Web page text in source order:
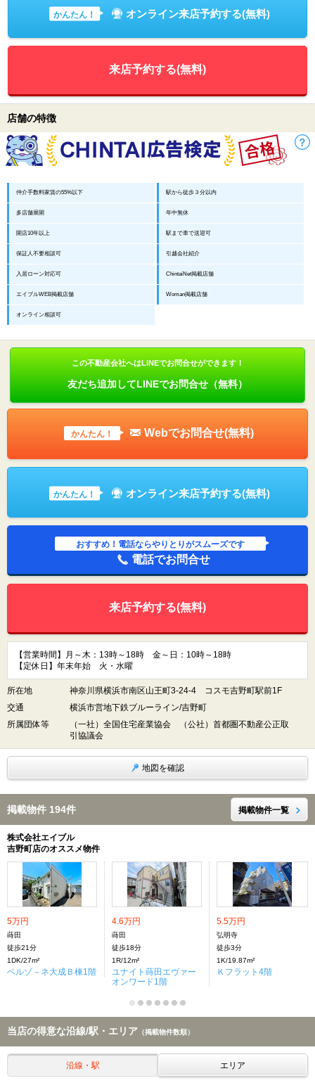
かんたん！ オンライン来店予約する(無料)
来店予約する(無料)
店舗の特徴
仲介手数料家賃の55%以下 駅から徒歩３分以内
多店舗展開 年中無休
開店10年以上 駅まで車で送迎可
保証人不要相談可 引越会社紹介
入居ローン対応可 ChintaiNet掲載店舗
エイブルWEB掲載店舗 Woman掲載店舗
オンライン相談可
この不動産会社へはLINEでお問合せができます！
友だち追加してLINEでお問合せ（無料）
かんたん！ Webでお問合せ(無料)
かんたん！ オンライン来店予約する(無料)
おすすめ！電話ならやりとりがスムーズです
電話でお問合せ
来店予約する(無料)
【営業時間】月～木：13時～18時 金～日：10時～18時
【定休日】年末年始 火・水曜
所在地
神奈川県横浜市南区山王町3-24-4 コスモ吉野町駅前1F
交通
横浜市営地下鉄ブルーライン/吉野町
所属団体等
（一社）全国住宅産業協会 （公社）首都圏不動産公正取
引協議会
地図を確認
掲載物件 194件 掲載物件一覧
株式会社エイブル
吉野町店のオススメ物件
5万円
蒔田
徒歩21分
1DK/27m²
ベルゾ－ネ大成Ｂ棟1階
4.6万円
蒔田
徒歩18分
1R/12m²
ユナイト蒔田エヴァー
オンワード1階
5.5万円
弘明寺
徒歩3分
1K/19.87m²
Ｋフラット4階
当店の得意な沿線/駅・エリア （掲載物件数順）
沿線・駅 エリア